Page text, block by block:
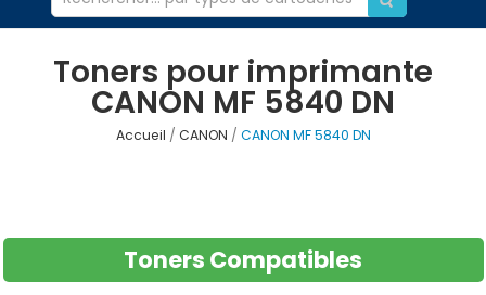
Toners pour imprimante
CANON MF 5840 DN
Accueil CANON CANON MF 5840 DN
Toners Compatibles